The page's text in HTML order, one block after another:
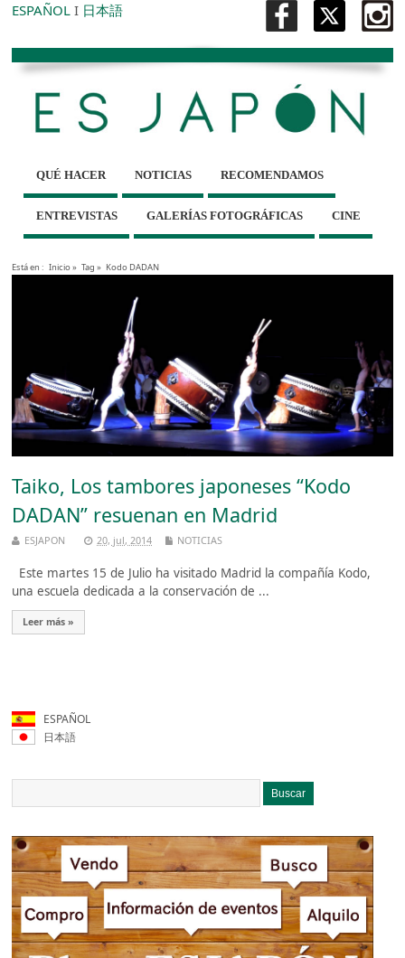
ESPAÑOL I 日本語
QUÉ HACER NOTICIAS RECOMENDAMOS
ENTREVISTAS GALERÍAS FOTOGRÁFICAS CINE
Está en : Inicio» Tag » Kodo DADAN
Taiko, Los tambores japoneses “Kodo
DADAN” resuenan en Madrid
ESJAPON 20, jul, 2014 NOTICIAS
Este martes 15 de Julio ha visitado Madrid la compañía Kodo,
una escuela dedicada a la conservación de ...
Leer más »
ESPAÑOL
日本語